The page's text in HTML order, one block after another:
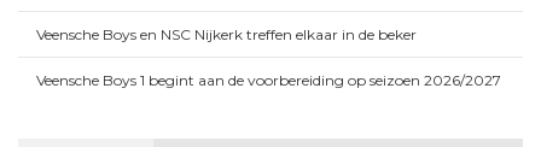
Veensche Boys en NSC Nijkerk treffen elkaar in de beker
Veensche Boys 1 begint aan de voorbereiding op seizoen 2026/2027